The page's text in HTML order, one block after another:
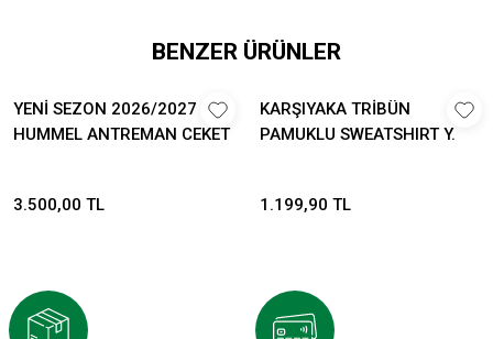
BENZER ÜRÜNLER
YENİ SEZON 2026/2027
HUMMEL ANTREMAN CEKET
3.500,00 TL
KARŞIYAKA TRİBÜN
PAMUKLU SWEATSHIRT Y.
1.199,90 TL